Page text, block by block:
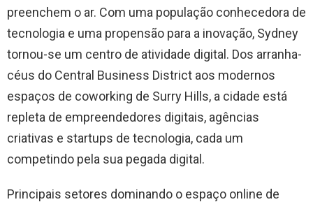
preenchem o ar. Com uma população conhecedora de
tecnologia e uma propensão para a inovação, Sydney
tornou-se um centro de atividade digital. Dos arranha-
céus do Central Business District aos modernos
espaços de coworking de Surry Hills, a cidade está
repleta de empreendedores digitais, agências
criativas e startups de tecnologia, cada um
competindo pela sua pegada digital.
Principais setores dominando o espaço online de